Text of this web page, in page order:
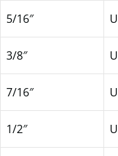
5/16″
3/8″
7/16″
1/2″